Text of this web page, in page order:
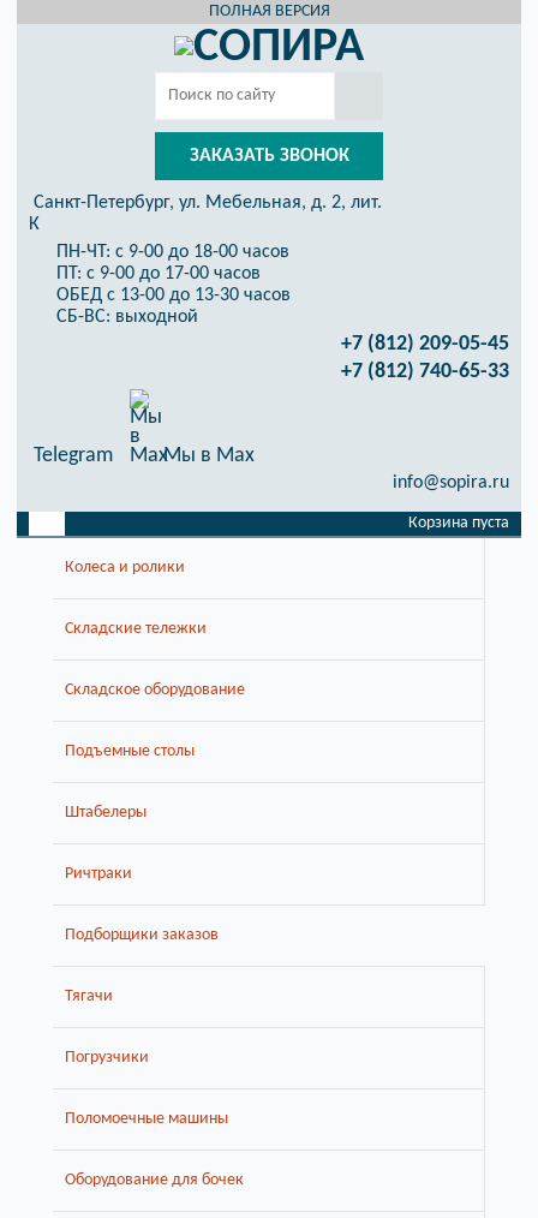
ПОЛНАЯ ВЕРСИЯ
ЗАКАЗАТЬ ЗВОНОК
Санкт-Петербург, ул. Мебельная, д. 2, лит.
К
ПН-ЧТ: с 9-00 до 18-00 часов
ПТ: с 9-00 до 17-00 часов
ОБЕД с 13-00 до 13-30 часов
СБ-ВС: выходной
+7 (812) 209-05-45
+7 (812) 740-65-33
Telegram Мы в Max
info@sopira.ru
Корзина пуста
Колеса и ролики
Складские тележки
Складское оборудование
Подъемные столы
Штабелеры
Ричтраки
Подборщики заказов
Тягачи
Погрузчики
Поломоечные машины
Оборудование для бочек